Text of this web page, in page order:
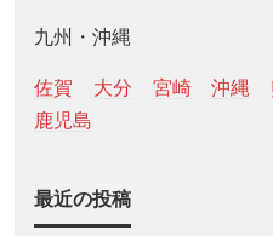
九州・沖縄
佐賀 大分 宮崎 沖縄
鹿児島
最近の投稿